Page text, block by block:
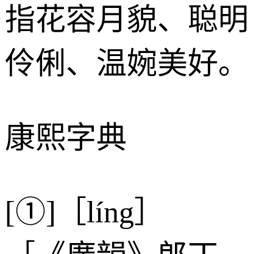
指花容月貌、聪明
伶俐、温婉美好。
康熙字典
[①]［líng］